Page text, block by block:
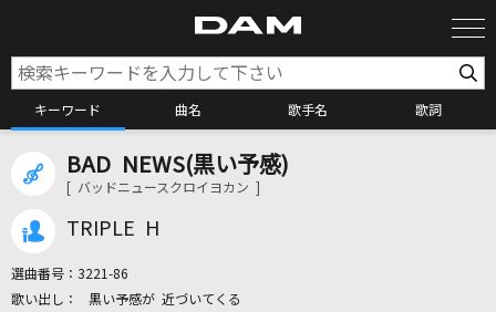
キーワード 曲名 歌手名 歌詞
カラオケ検索
BAD NEWS(黒い予感)
[ バッドニュースクロイヨカン ]
TRIPLE H
選曲番号： 3221-86
黒い予感が 近づいてくる